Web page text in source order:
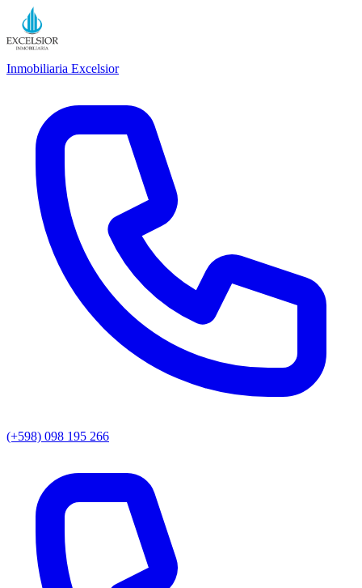
Inmobiliaria Excelsior
(+598) 098 195 266